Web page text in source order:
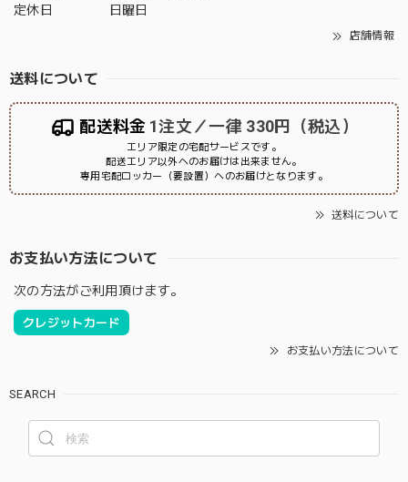
定休日
日曜日
店舗情報
送料について
配送料金 1注文／一律 330円（税込）
エリア限定の宅配サービスです。
配送エリア以外へのお届けは出来ません。
専用宅配ロッカー（要設置）へのお届けとなります。
送料について
お支払い方法について
次の方法がご利用頂けます。
クレジットカード
お支払い方法について
SEARCH